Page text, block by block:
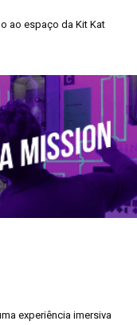
ao espaço da Kit Kat
experiência imersiva